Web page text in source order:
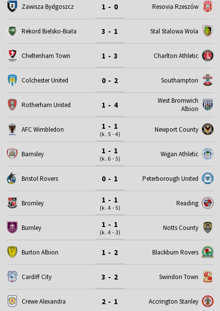
Zawisza Bydgoszcz 1 - 0 Resovia Rzeszów
Rekord Bielsko-Biała 3 - 1 Stal Stalowa Wola
Cheltenham Town 1 - 3 Charlton Athletic
Colchester United 0 - 2 Southampton
Rotherham United 1 - 4
West Bromwich
Albion
AFC Wimbledon 1 - 1
(k. 5 - 4)
Newport County
Barnsley 1 - 1
(k. 6 - 5)
Wigan Athletic
Bristol Rovers 0 - 1 Peterborough United
Bromley 1 - 1
(k. 4 - 5)
Reading
Burnley 1 - 1
(k. 4 - 3)
Notts County
Burton Albion 1 - 2 Blackburn Rovers
Cardiff City 3 - 2 Swindon Town
Crewe Alexandra 2 - 1 Accrington Stanley